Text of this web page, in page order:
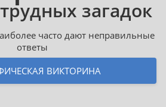
загадок
часто дают неправильные
ответы
ВИКТОРИНА